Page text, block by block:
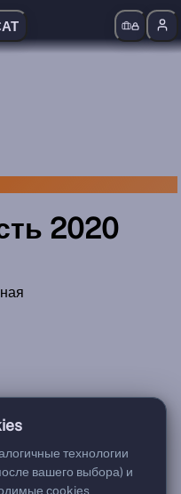
2020
технологии
вашего выбора) и
cookies